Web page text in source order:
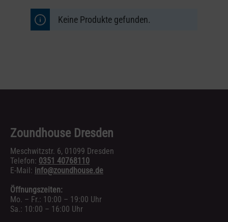
Keine Produkte gefunden.
Zoundhouse Dresden
Meschwitzstr. 6, 01099 Dresden
Telefon: 0351 40768110
E-Mail: info@zoundhouse.de
Öffnungszeiten:
Mo. – Fr.: 10:00 – 19:00 Uhr
Sa.: 10:00 – 16:00 Uhr